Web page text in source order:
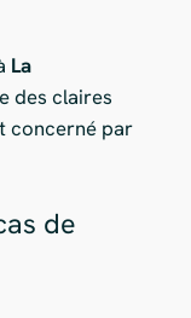
La
des claires
concerné par
de